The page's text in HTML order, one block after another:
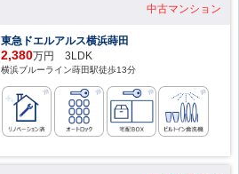
中古マンション
東急ドエルアルス横浜蒔田
2,380万円 3LDK
横浜ブルーライン蒔田駅徒歩13分